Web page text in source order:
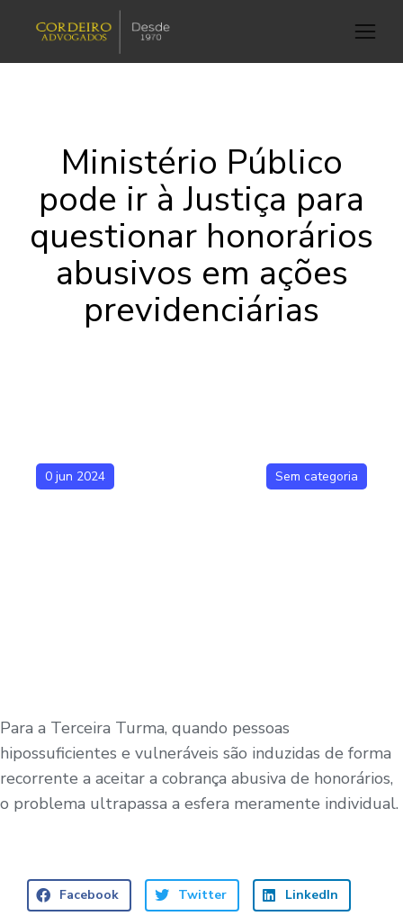
Ministério Público
pode ir à Justiça para
questionar honorários
abusivos em ações
previdenciárias
0 jun 2024 Sem categoria
Para a Terceira Turma, quando pessoas
hipossuficientes e vulneráveis são induzidas de forma
recorrente a aceitar a cobrança abusiva de honorários,
o problema ultrapassa a esfera meramente individual.
Facebook Twitter LinkedIn